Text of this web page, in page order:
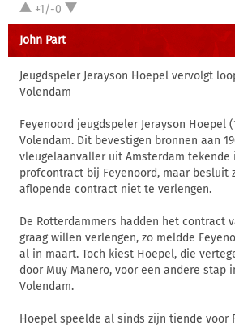
+1/-0
John Part
Jeugdspeler Jerayson Hoepel vervolgt
Volendam
Feyenoord jeugdspeler Jerayson Hoepel
Volendam. Dit bevestigen bronnen aan
vleugelaanvaller uit Amsterdam tekende
profcontract bij Feyenoord, maar besluit
aflopende contract niet te verlengen.
De Rotterdammers hadden het contract
graag willen verlengen, zo meldde
al in maart. Toch kiest Hoepel, die
door Muy Manero, voor een andere stap
Volendam.
Hoepel speelde al sinds zijn tiende voor